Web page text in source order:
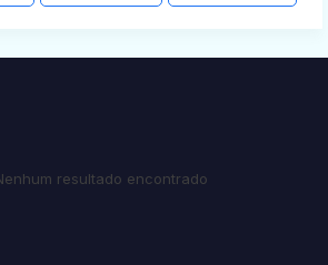
resultado encontrado